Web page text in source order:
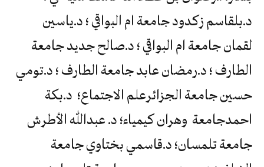
د.بلقاسم زكدود جامعة ام البواقي ؛ د.ياسين
لقمان جامعة ام البواقي ؛ د.صالح جديد جامعة
الطارف ؛ د.رمضان عابد جامعة الطارف ؛ د.تومي
حسين جامعة الجزائرعلم الاجتماع؛ د.بكة
احمدجامعة وهران كيمياء؛ د. عبدالله الأطرش
جامعة تلمسان؛ د.قاسمي بختاوي جامعة